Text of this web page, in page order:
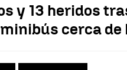
y 13 heridos
cerca de